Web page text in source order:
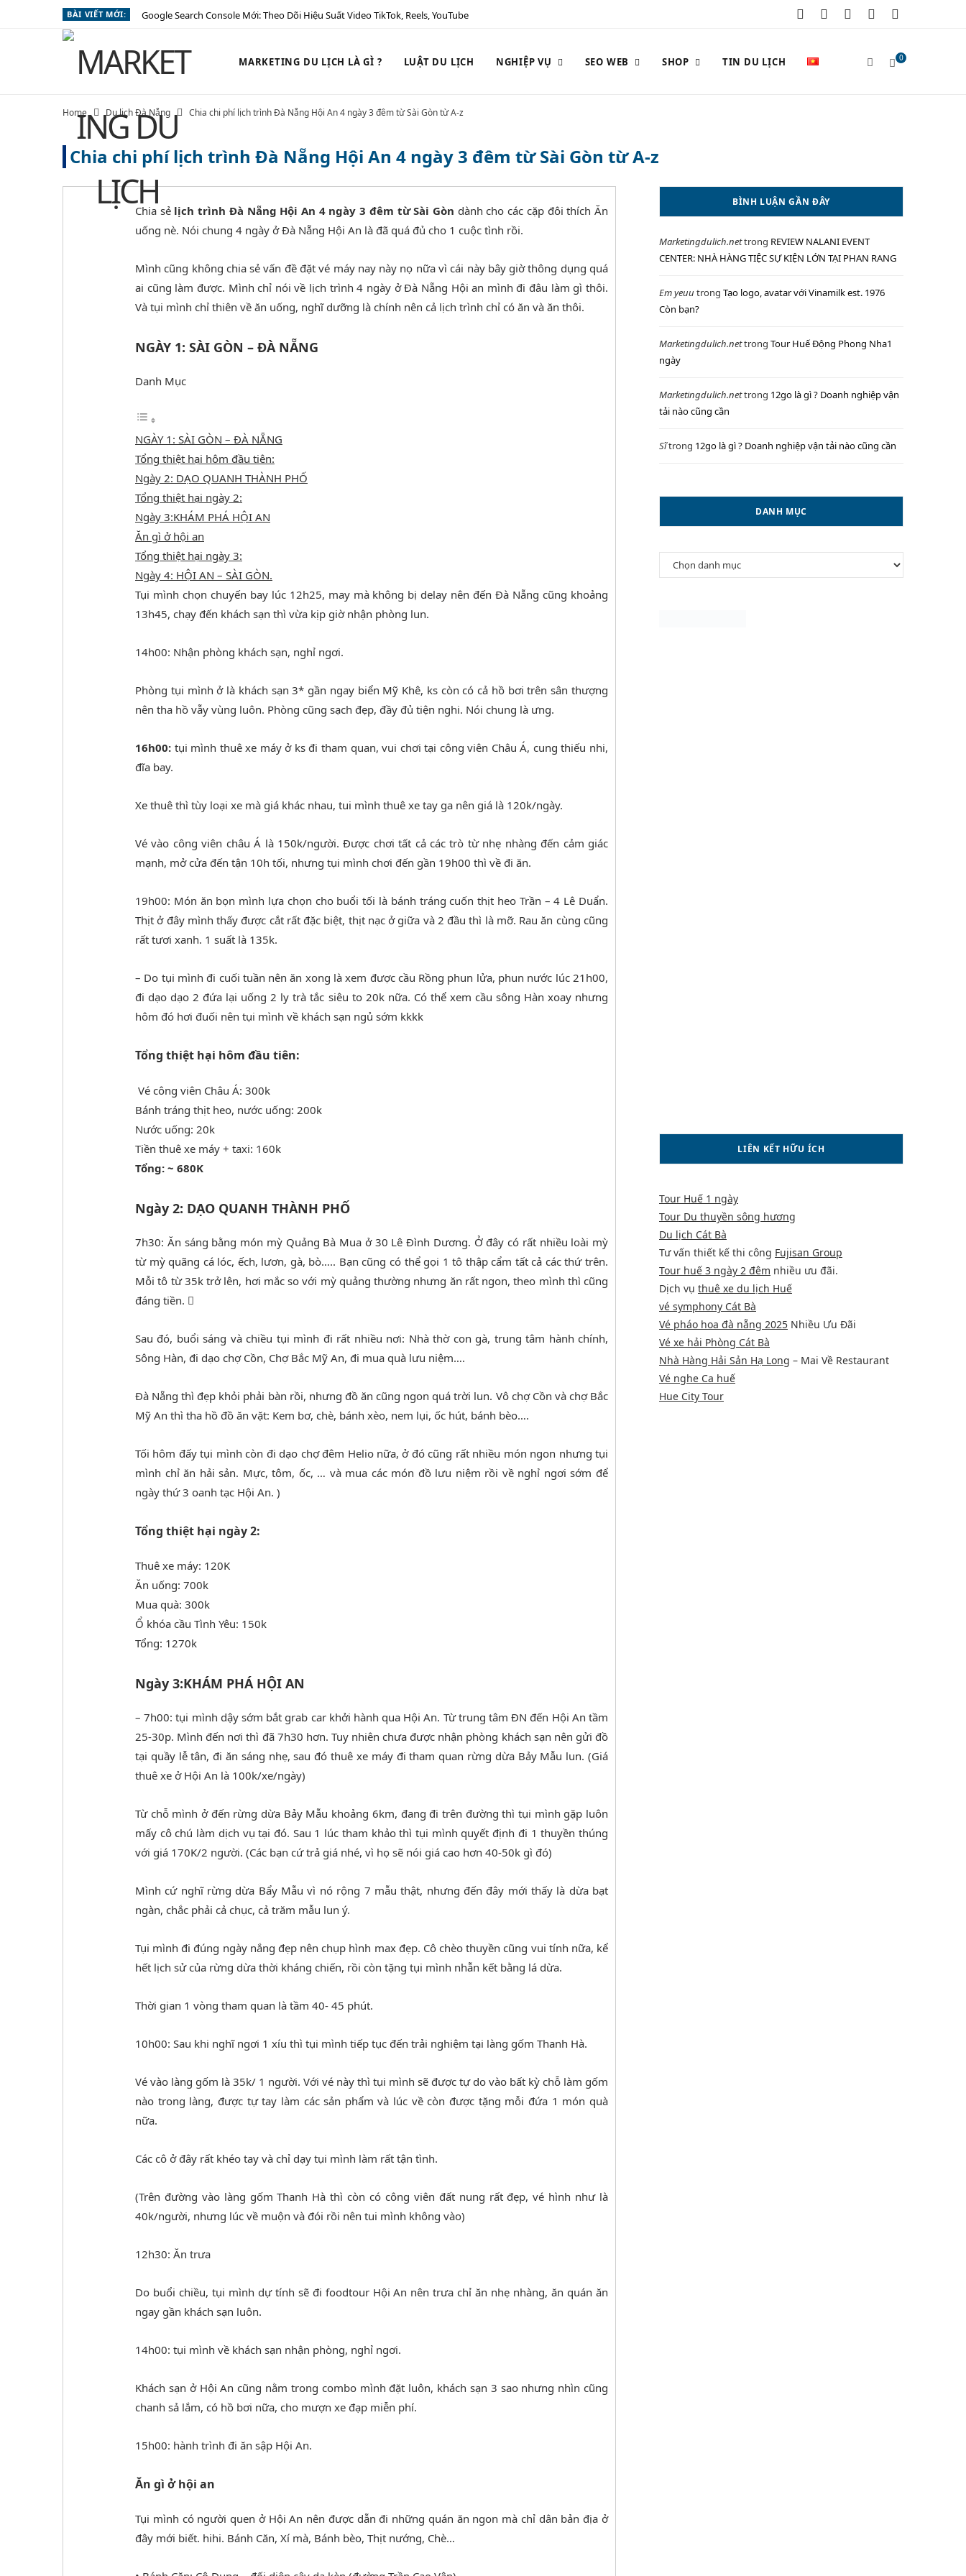
BÀI VIẾT MỚI: Google Search Console Mới: Theo Dõi Hiệu Suất Video TikTok, Reels, YouTube
o
k
t
e
r
r
a
m
e
s
e
MARKETING DU LỊCH LÀ GÌ ? LUẬT DU LỊCH NGHIỆP VỤ SEO WEB SHOP TIN DU LỊCH 0
H
O
I
G
Home Du lịch Đà Nẵng Chia chi phí lịch trình Đà Nẵng Hội An 4 ngày 3 đêm từ Sài Gòn từ A-z
Chia chi phí lịch trình Đà Nẵng Hội An 4 ngày 3 đêm từ Sài Gòn từ A-z
Chia sẻ lịch trình Đà Nẵng Hội An 4 ngày 3 đêm từ Sài Gòn dành cho các cặp đôi thích Ăn
uống nè. Nói chung 4 ngày ở Đà Nẵng Hội An là đã quá đủ cho 1 cuộc tình rồi.
Mình cũng không chia sẻ vấn đề đặt vé máy nay này nọ nữa vì cái này bây giờ thông dụng quá
ai cũng làm được. Mình chỉ nói về lịch trình 4 ngày ở Đà Nẵng Hội an mình đi đâu làm gì thôi.
Và tụi mình chỉ thiên về ăn uống, nghĩ dưỡng là chính nên cả lịch trình chỉ có ăn và ăn thôi.
NGÀY 1: SÀI GÒN – ĐÀ NẴNG
Danh Mục
NGÀY 1: SÀI GÒN – ĐÀ NẴNG
Tổng thiệt hại hôm đầu tiên:
Ngày 2: DẠO QUANH THÀNH PHỐ
Tổng thiệt hại ngày 2:
Ngày 3:KHÁM PHÁ HỘI AN
Ăn gì ở hội an
Tổng thiệt hại ngày 3:
Ngày 4: HỘI AN – SÀI GÒN.
Tụi mình chọn chuyến bay lúc 12h25, may mà không bị delay nên đến Đà Nẵng cũng khoảng
13h45, chạy đến khách sạn thì vừa kịp giờ nhận phòng lun.
14h00: Nhận phòng khách sạn, nghỉ ngơi.
Phòng tụi mình ở là khách sạn 3* gần ngay biển Mỹ Khê, ks còn có cả hồ bơi trên sân thượng
nên tha hồ vẫy vùng luôn. Phòng cũng sạch đẹp, đầy đủ tiện nghi. Nói chung là ưng.
16h00: tụi mình thuê xe máy ở ks đi tham quan, vui chơi tại công viên Châu Á, cung thiếu nhi,
đĩa bay.
Xe thuê thì tùy loại xe mà giá khác nhau, tui mình thuê xe tay ga nên giá là 120k/ngày.
Vé vào công viên châu Á là 150k/người. Được chơi tất cả các trò từ nhẹ nhàng đến cảm giác
mạnh, mở cửa đến tận 10h tối, nhưng tụi mình chơi đến gần 19h00 thì về đi ăn.
19h00: Món ăn bọn mình lựa chọn cho buổi tối là bánh tráng cuốn thịt heo Trần – 4 Lê Duẩn.
Thịt ở đây mình thấy được cắt rất đặc biệt, thịt nạc ở giữa và 2 đầu thì là mỡ. Rau ăn cùng cũng
rất tươi xanh. 1 suất là 135k.
– Do tụi mình đi cuối tuần nên ăn xong là xem được cầu Rồng phun lửa, phun nước lúc 21h00,
đi dạo dạo 2 đứa lại uống 2 ly trà tắc siêu to 20k nữa. Có thể xem cầu sông Hàn xoay nhưng
hôm đó hơi đuối nên tụi mình về khách sạn ngủ sớm kkkk
Tổng thiệt hại hôm đầu tiên:
Vé công viên Châu Á: 300k
Bánh tráng thịt heo, nước uống: 200k
Nước uống: 20k
Tiền thuê xe máy + taxi: 160k
Tổng: ~ 680K
Ngày 2: DẠO QUANH THÀNH PHỐ
7h30: Ăn sáng bằng món mỳ Quảng Bà Mua ở 30 Lê Đình Dương. Ở đây có rất nhiều loài mỳ
từ mỳ quãng cá lóc, ếch, lươn, gà, bò….. Bạn cũng có thể gọi 1 tô thập cẩm tất cả các thứ trên.
Mỗi tô từ 35k trở lên, hơi mắc so với mỳ quảng thường nhưng ăn rất ngon, theo mình thì cũng
đáng tiền. 
Sau đó, buổi sáng và chiều tụi mình đi rất nhiều nơi: Nhà thờ con gà, trung tâm hành chính,
Sông Hàn, đi dạo chợ Cồn, Chợ Bắc Mỹ An, đi mua quà lưu niệm….
Đà Nẵng thì đẹp khỏi phải bàn rồi, nhưng đồ ăn cũng ngon quá trời lun. Vô chợ Cồn và chợ Bắc
Mỹ An thì tha hồ đồ ăn vặt: Kem bơ, chè, bánh xèo, nem lụi, ốc hút, bánh bèo….
Tối hôm đấy tụi mình còn đi dạo chợ đêm Helio nữa, ở đó cũng rất nhiều món ngon nhưng tụi
mình chỉ ăn hải sản. Mực, tôm, ốc, … và mua các món đồ lưu niệm rồi về nghỉ ngơi sớm để
ngày thứ 3 oanh tạc Hội An. )
Tổng thiệt hại ngày 2:
Thuê xe máy: 120K
Ăn uống: 700k
Mua quà: 300k
Ổ khóa cầu Tình Yêu: 150k
Tổng: 1270k
Ngày 3:KHÁM PHÁ HỘI AN
– 7h00: tụi mình dậy sớm bắt grab car khởi hành qua Hội An. Từ trung tâm ĐN đến Hội An tầm
25-30p. Mình đến nơi thì đã 7h30 hơn. Tuy nhiên chưa được nhận phòng khách sạn nên gửi đồ
tại quầy lễ tân, đi ăn sáng nhẹ, sau đó thuê xe máy đi tham quan rừng dừa Bảy Mẫu lun. (Giá
thuê xe ở Hội An là 100k/xe/ngày)
Từ chỗ mình ở đến rừng dừa Bảy Mẫu khoảng 6km, đang đi trên đường thì tụi mình gặp luôn
mấy cô chú làm dịch vụ tại đó. Sau 1 lúc tham khảo thì tụi mình quyết định đi 1 thuyền thúng
với giá 170K/2 người. (Các bạn cứ trả giá nhé, vì họ sẽ nói giá cao hơn 40-50k gì đó)
Mình cứ nghĩ rừng dừa Bẩy Mẫu vì nó rộng 7 mẫu thật, nhưng đến đây mới thấy là dừa bạt
ngàn, chắc phải cả chục, cả trăm mẫu lun ý.
Tụi mình đi đúng ngày nắng đẹp nên chụp hình max đẹp. Cô chèo thuyền cũng vui tính nữa, kể
hết lịch sử của rừng dừa thời kháng chiến, rồi còn tặng tụi mình nhẫn kết bằng lá dừa.
Thời gian 1 vòng tham quan là tầm 40- 45 phút.
10h00: Sau khi nghĩ ngơi 1 xíu thì tụi mình tiếp tục đến trải nghiệm tại làng gốm Thanh Hà.
Vé vào làng gốm là 35k/ 1 người. Với vé này thì tụi mình sẽ được tự do vào bất kỳ chỗ làm gốm
nào trong làng, được tự tay làm các sản phẩm và lúc về còn được tặng mỗi đứa 1 món quà
nữa.
Các cô ở đây rất khéo tay và chỉ dạy tụi mình làm rất tận tình.
(Trên đường vào làng gốm Thanh Hà thì còn có công viên đất nung rất đẹp, vé hình như là
40k/người, nhưng lúc về muộn và đói rồi nên tui mình không vào)
12h30: Ăn trưa
Do buổi chiều, tụi mình dự tính sẽ đi foodtour Hội An nên trưa chỉ ăn nhẹ nhàng, ăn quán ăn
ngay gần khách sạn luôn.
14h00: tụi mình về khách sạn nhận phòng, nghỉ ngơi.
Khách sạn ở Hội An cũng nằm trong combo mình đặt luôn, khách sạn 3 sao nhưng nhìn cũng
chanh sả lắm, có hồ bơi nữa, cho mượn xe đạp miễn phí.
15h00: hành trình đi ăn sập Hội An.
Ăn gì ở hội an
Tụi mình có người quen ở Hội An nên được dẫn đi những quán ăn ngon mà chỉ dân bản địa ở
đây mới biết. hihi. Bánh Căn, Xí mà, Bánh bèo, Thịt nướng, Chè…
BÌNH LUẬN GẦN ĐÂY
Marketingdulich.nettrong REVIEW NALANI EVENT
CENTER: NHÀ HÀNG TIỆC SỰ KIỆN LỚN TẠI PHAN RANG
Em yeuu trong Tạo logo, avatar với Vinamilk est. 1976
Còn bạn?
Marketingdulich.nettrong Tour Huế Động Phong Nha1
ngày
Marketingdulich.nettrong 12go là gì ? Doanh nghiệp vận
tải nào cũng cần
Sĩtrong 12go là gì ? Doanh nghiệp vận tải nào cũng cần
DANH MỤC
Danh
mục
LIÊN KẾT HỮU ÍCH
Tour Huế 1 ngày
Tour Du thuyền sông hương
Du lịch Cát Bà
Tư vấn thiết kế thi công Fujisan Group
Tour huế 3 ngày 2 đêm nhiều ưu đãi.
Dịch vụ thuê xe du lịch Huế
vé symphony Cát Bà
Vé pháo hoa đà nẵng 2025 Nhiều Ưu Đãi
Vé xe hải Phòng Cát Bà
Nhà Hàng Hải Sản Hạ Long – Mai Về Restaurant
Vé nghe Ca huế
Hue City Tour